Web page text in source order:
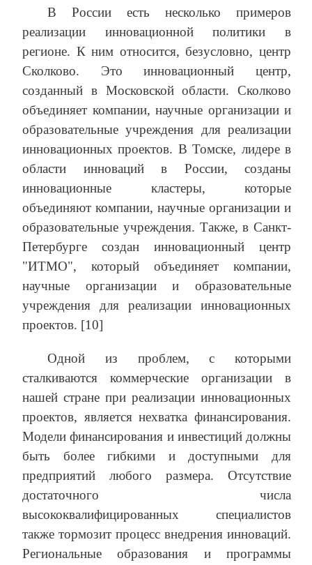
В России есть несколько примеров
реализации инновационной политики в
регионе. К ним относится, безусловно, центр
Сколково. Это инновационный центр,
созданный в Московской области. Сколково
объединяет компании, научные организации и
образовательные учреждения для реализации
инновационных проектов. В Томске, лидере в
области инноваций в России, созданы
инновационные кластеры, которые
объединяют компании, научные организации и
образовательные учреждения. Также, в Санкт-
Петербурге создан инновационный центр
"ИТМО", который объединяет компании,
научные организации и образовательные
учреждения для реализации инновационных
проектов. [10]
Одной из проблем, с которыми
сталкиваются коммерческие организации в
нашей стране при реализации инновационных
проектов, является нехватка финансирования.
Модели финансирования и инвестиций должны
быть более гибкими и доступными для
предприятий любого размера. Отсутствие
достаточного числа
высококвалифицированных специалистов
также тормозит процесс внедрения инноваций.
Региональные образования и программы